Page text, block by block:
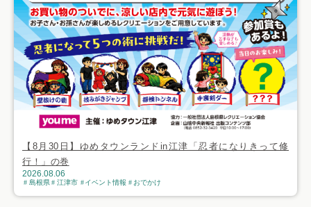
【8月30日】ゆめタウンランドin江津「忍者になりきって修
行！」の巻
2026.08.06
島根県 江津市 イベント情報 おでかけ